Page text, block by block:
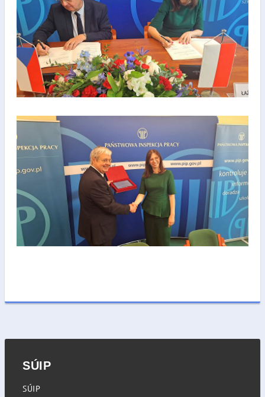
SÚIP
SÚIP